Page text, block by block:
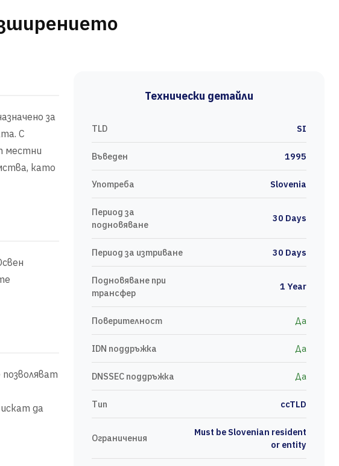
за
С
местни
като
да
Технически детайли
TLD SI
Въведен 1995
Употреба Slovenia
Период за
подновяване
30 Days
Период за изтриване 30 Days
Подновяване при
трансфер
1 Year
Поверителност Да
IDN поддръжка Да
DNSSEC поддръжка Да
Тип ccTLD
Ограничения
Must be Slovenian resident
or entity